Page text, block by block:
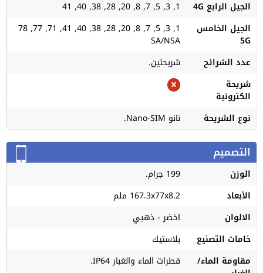
الجيل الرابع 4G
1, 3, 5, 7, 8, 20, 28, 38, 40, 41
الجيل الخامس
5G
1, 3, 5, 7, 8, 20, 28, 38, 40, 41, 71, 77, 78
SA/NSA
عدد الشرائح
شريحتين.
شريحة
الكترونية
نوع الشريحة
نانو Nano-SIM.
التصميم
الوزن
199 جرام.
الأبعاد
167.3x77x8.2 ملم
الالوان
اخضر - ذهبي
خامات التصنيع
بلاستيك
مقاومة الماء/
قطرات الماء والغبار IP64.